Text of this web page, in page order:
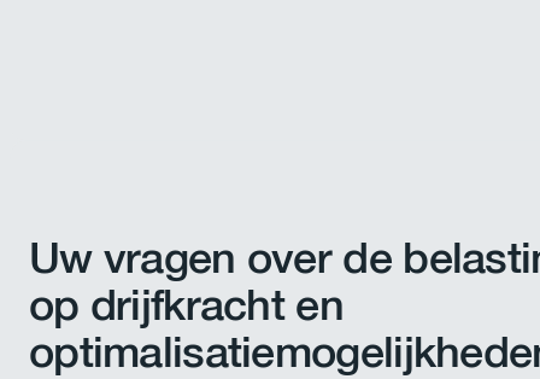
Uw vragen over de
op drijfkracht en